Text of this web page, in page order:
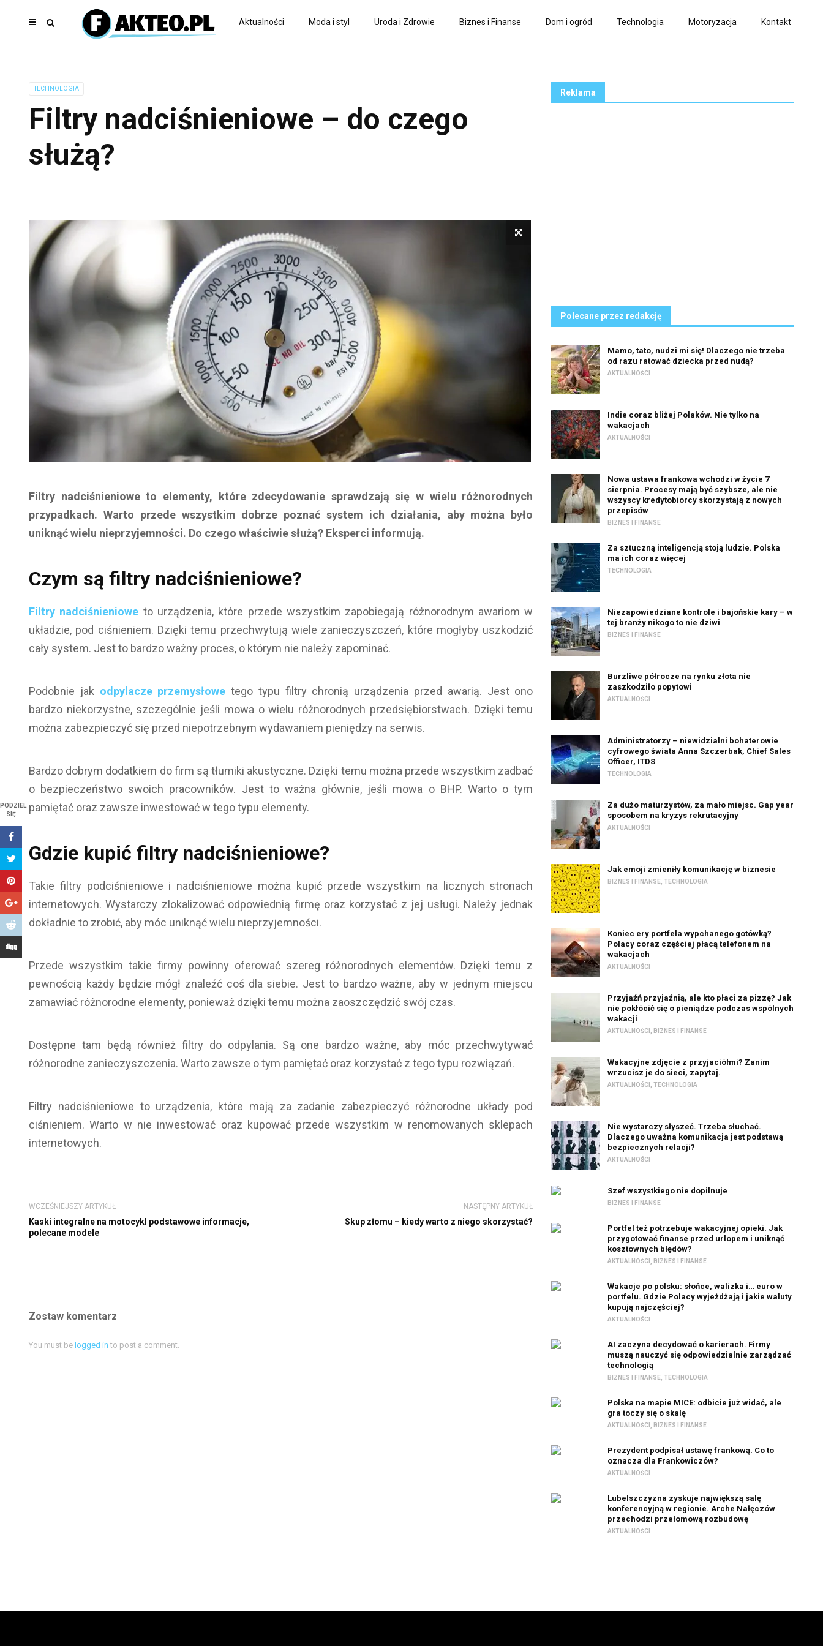
Aktualności Moda i styl Uroda i Zdrowie Biznes i Finanse Dom i ogród Technologia Motoryzacja Kontakt
TECHNOLOGIA
Filtry nadciśnieniowe – do czego
służą?
PODZIEL
SIĘ
Filtry nadciśnieniowe to elementy, które zdecydowanie sprawdzają się w wielu różnorodnych
przypadkach. Warto przede wszystkim dobrze poznać system ich działania, aby można było
uniknąć wielu nieprzyjemności. Do czego właściwie służą? Eksperci informują.
Czym są filtry nadciśnieniowe?
Filtry nadciśnieniowe to urządzenia, które przede wszystkim zapobiegają różnorodnym awariom w
układzie, pod ciśnieniem. Dzięki temu przechwytują wiele zanieczyszczeń, które mogłyby uszkodzić
cały system. Jest to bardzo ważny proces, o którym nie należy zapominać.
Podobnie jak odpylacze przemysłowe tego typu filtry chronią urządzenia przed awarią. Jest ono
bardzo niekorzystne, szczególnie jeśli mowa o wielu różnorodnych przedsiębiorstwach. Dzięki temu
można zabezpieczyć się przed niepotrzebnym wydawaniem pieniędzy na serwis.
Bardzo dobrym dodatkiem do firm są tłumiki akustyczne. Dzięki temu można przede wszystkim zadbać
o bezpieczeństwo swoich pracowników. Jest to ważna głównie, jeśli mowa o BHP. Warto o tym
pamiętać oraz zawsze inwestować w tego typu elementy.
Gdzie kupić filtry nadciśnieniowe?
Takie filtry podciśnieniowe i nadciśnieniowe można kupić przede wszystkim na licznych stronach
internetowych. Wystarczy zlokalizować odpowiednią firmę oraz korzystać z jej usługi. Należy jednak
dokładnie to zrobić, aby móc uniknąć wielu nieprzyjemności.
Przede wszystkim takie firmy powinny oferować szereg różnorodnych elementów. Dzięki temu z
pewnością każdy będzie mógł znaleźć coś dla siebie. Jest to bardzo ważne, aby w jednym miejscu
zamawiać różnorodne elementy, ponieważ dzięki temu można zaoszczędzić swój czas.
Dostępne tam będą również filtry do odpylania. Są one bardzo ważne, aby móc przechwytywać
różnorodne zanieczyszczenia. Warto zawsze o tym pamiętać oraz korzystać z tego typu rozwiązań.
Filtry nadciśnieniowe to urządzenia, które mają za zadanie zabezpieczyć różnorodne układy pod
ciśnieniem. Warto w nie inwestować oraz kupować przede wszystkim w renomowanych sklepach
internetowych.
WCZEŚNIEJSZY ARTYKUŁ
Kaski integralne na motocykl podstawowe informacje,
polecane modele
NASTĘPNY ARTYKUŁ
Skup złomu – kiedy warto z niego skorzystać?
Zostaw komentarz
You must be logged in to post a comment.
Reklama
Polecane przez redakcję
Mamo, tato, nudzi mi się! Dlaczego nie trzeba
od razu ratować dziecka przed nudą?
AKTUALNOŚCI
Indie coraz bliżej Polaków. Nie tylko na
wakacjach
AKTUALNOŚCI
Nowa ustawa frankowa wchodzi w życie 7
sierpnia. Procesy mają być szybsze, ale nie
wszyscy kredytobiorcy skorzystają z nowych
przepisów
BIZNES I FINANSE
Za sztuczną inteligencją stoją ludzie. Polska
ma ich coraz więcej
TECHNOLOGIA
Niezapowiedziane kontrole i bajońskie kary – w
tej branży nikogo to nie dziwi
BIZNES I FINANSE
Burzliwe półrocze na rynku złota nie
zaszkodziło popytowi
AKTUALNOŚCI
Administratorzy – niewidzialni bohaterowie
cyfrowego świata Anna Szczerbak, Chief Sales
Officer, ITDS
TECHNOLOGIA
Za dużo maturzystów, za mało miejsc. Gap year
sposobem na kryzys rekrutacyjny
AKTUALNOŚCI
Jak emoji zmieniły komunikację w biznesie
BIZNES I FINANSE ,TECHNOLOGIA
Koniec ery portfela wypchanego gotówką?
Polacy coraz częściej płacą telefonem na
wakacjach
AKTUALNOŚCI
Przyjaźń przyjaźnią, ale kto płaci za pizzę? Jak
nie pokłócić się o pieniądze podczas wspólnych
wakacji
AKTUALNOŚCI BIZNES I FINANSE
Wakacyjne zdjęcie z przyjaciółmi? Zanim
wrzucisz je do sieci, zapytaj.
AKTUALNOŚCI ,TECHNOLOGIA
Nie wystarczy słyszeć. Trzeba słuchać.
Dlaczego uważna komunikacja jest podstawą
bezpiecznych relacji?
AKTUALNOŚCI
Szef wszystkiego nie dopilnuje
BIZNES I FINANSE
Portfel też potrzebuje wakacyjnej opieki. Jak
przygotować finanse przed urlopem i uniknąć
kosztownych błędów?
AKTUALNOŚCI BIZNES I FINANSE
Wakacje po polsku: słońce, walizka i… euro w
portfelu. Gdzie Polacy wyjeżdżają i jakie waluty
kupują najczęściej?
AKTUALNOŚCI
AI zaczyna decydować o karierach. Firmy
muszą nauczyć się odpowiedzialnie zarządzać
technologią
BIZNES I FINANSE ,TECHNOLOGIA
Polska na mapie MICE: odbicie już widać, ale
gra toczy się o skalę
AKTUALNOŚCI BIZNES I FINANSE
Prezydent podpisał ustawę frankową. Co to
oznacza dla Frankowiczów?
AKTUALNOŚCI
Lubelszczyzna zyskuje największą salę
konferencyjną w regionie. Arche Nałęczów
przechodzi przełomową rozbudowę
AKTUALNOŚCI